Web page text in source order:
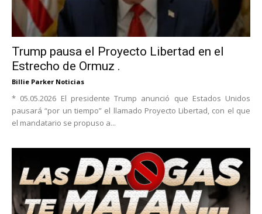
Trump pausa el Proyecto Libertad en el
Estrecho de Ormuz .
Billie Parker Noticias
* 05.05.2026 El presidente Trump anunció que Estados Unidos
pausará “por un tiempo” el llamado Proyecto Libertad, con el que
el mandatario se propuso a...